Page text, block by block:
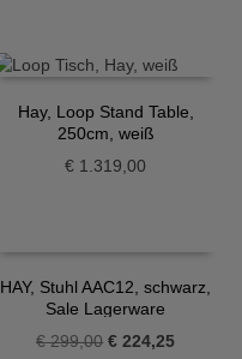
Hay, Loop Stand Table,
250cm, weiß
€ 1.319,00
HAY, Stuhl AAC12, schwarz,
Sale Lagerware
€299,00 Ursprünglicher
€ 224,25Aktueller